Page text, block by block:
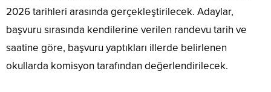
2026 tarihleri arasında gerçekleştirilecek. Adaylar,
başvuru sırasında kendilerine verilen randevu tarih ve
saatine göre, başvuru yaptıkları illerde belirlenen
okullarda komisyon tarafından değerlendirilecek.